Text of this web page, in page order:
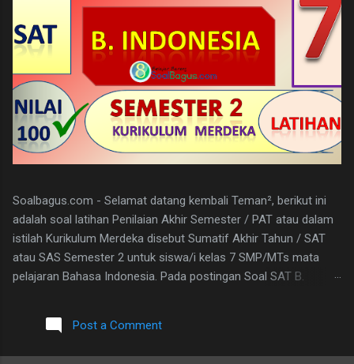
Soalbagus.com - Selamat datang kembali Teman², berikut ini
adalah soal latihan Penilaian Akhir Semester / PAT atau dalam
istilah Kurikulum Merdeka disebut Sumatif Akhir Tahun / SAT
atau SAS Semester 2 untuk siswa/i kelas 7 SMP/MTs mata
pelajaran Bahasa Indonesia. Pada postingan Soal SAT B.
Semoga soalnya bisa sama atau paling tidak menyerupai atau
sebagai patokan dalam mengerjakan soal-soal mengingat
Post a Comment